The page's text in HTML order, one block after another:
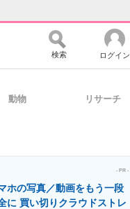
マーケ×ITの今がよく分かる
検索 ログイン
動物 リサーチ
- PR -
ホの写真／動画をもう一段
に 買い切りクラウドストレ